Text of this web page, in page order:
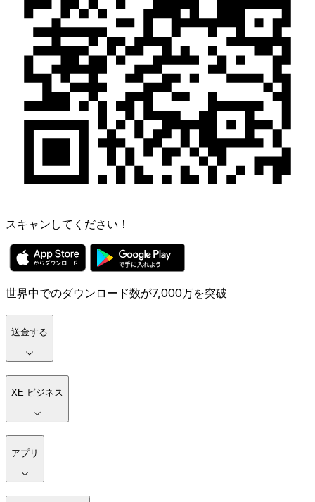
スキャンしてください！
世界中でのダウンロード数が7,000万を突破
送金する
XE ビジネス
アプリ